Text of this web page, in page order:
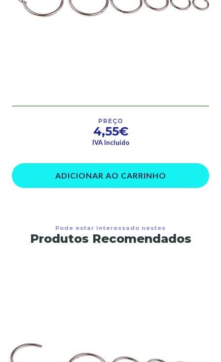
PREÇO
4,55€
IVA Incluído
ADICIONAR AO CARRINHO
Pode estar interessado nestes
Produtos Recomendados